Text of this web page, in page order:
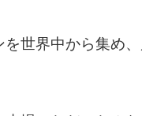
世界中から集め